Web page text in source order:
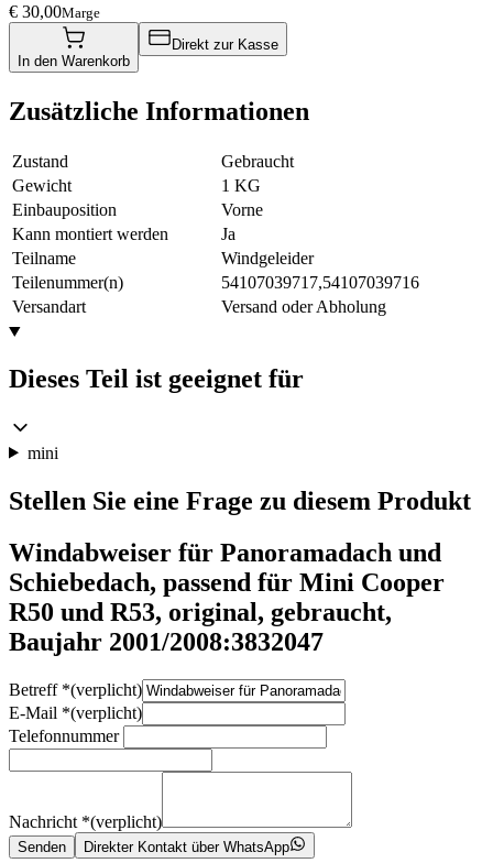
€ 30,00Marge
In den Warenkorb
Direkt zur Kasse
Zusätzliche Informationen
Zustand
Gebraucht
Gewicht
1 KG
Einbauposition
Vorne
Kann montiert werden
Ja
Teilname
Windgeleider
Teilenummer(n)
54107039717,54107039716
Versandart
Versand oder Abholung
Dieses Teil ist geeignet für
mini
Stellen Sie eine Frage zu diesem Produkt
Windabweiser für Panoramadach und
Schiebedach, passend für Mini Cooper
R50 und R53, original, gebraucht,
Baujahr 2001/2008:3832047
Betreff *(verplicht)
E-Mail *(verplicht)
Telefonnummer
Nachricht *(verplicht)
Senden Direkter Kontakt über WhatsApp